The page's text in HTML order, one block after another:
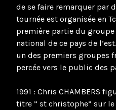
de se faire remarquer par
tournée est organisée en
première partie du groupe
national de ce pays de
un des premiers groupes
percée vers le public des
1991 : Chris CHAMBERS
titre ” st christophe” sur